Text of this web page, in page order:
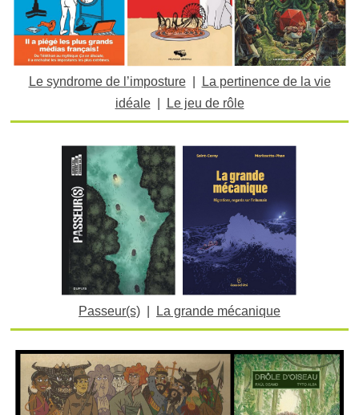
Le syndrome de l’imposture|
La pertinence de la vie
idéale| Le jeu de rôle
Passeur(s) La grande mécanique